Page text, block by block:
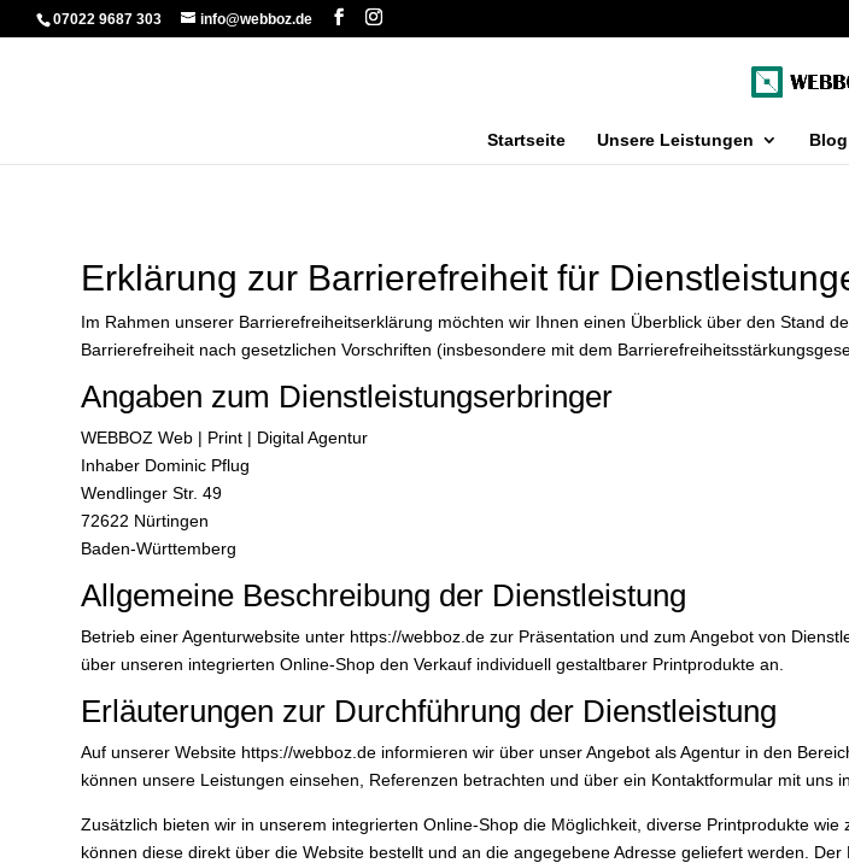
07022 9687 303 info@webboz.de
Startseite Unsere Leistungen Blog
Erklärung zur Barrierefreiheit für
Im Rahmen unserer Barrierefreiheitserklärung möchten wir Ihnen einen Überblick über den Stand
Barrierefreiheit nach gesetzlichen Vorschriften (insbesondere mit dem
Angaben zum Dienstleistungserbringer
WEBBOZ Web | Print | Digital Agentur
Inhaber Dominic Pflug
Wendlinger Str. 49
72622 Nürtingen
Baden-Württemberg
Allgemeine Beschreibung der Dienstleistung
Betrieb einer Agenturwebsite unter https://webboz.de zur Präsentation und zum Angebot von
über unseren integrierten Online-Shop den Verkauf individuell gestaltbarer Printprodukte an.
Erläuterungen zur Durchführung der Dienstleistung
Auf unserer Website https://webboz.de informieren wir über unser Angebot als Agentur in den
können unsere Leistungen einsehen, Referenzen betrachten und über ein Kontaktformular mit uns
Zusätzlich bieten wir in unserem integrierten Online-Shop die Möglichkeit, diverse Printprodukte
können diese direkt über die Website bestellt und an die angegebene Adresse geliefert werden.